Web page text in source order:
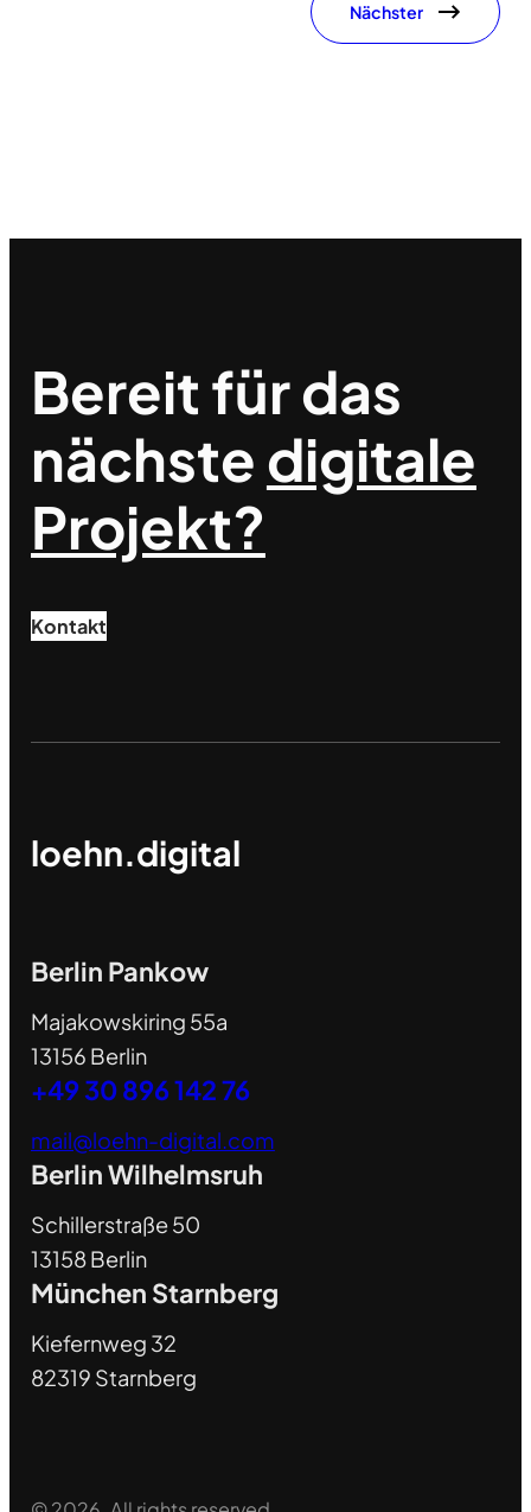
Nächster
Bereit für das
nächstedigitale
Projekt?
Kontakt
loehn.digital
Berlin Pankow
Majakowskiring 55a
13156 Berlin
+49 30 896 142 76
mail@loehn-digital.com
Berlin Wilhelmsruh
Schillerstraße 50
13158 Berlin
München Starnberg
Kiefernweg 32
82319 Starnberg